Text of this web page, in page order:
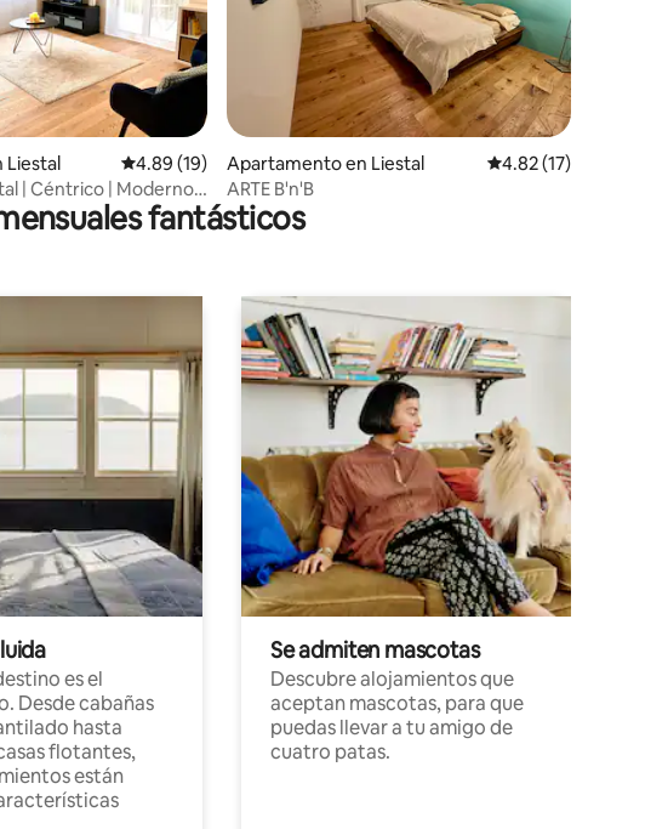
5, 3 reseñas
Liestal Calificación promedio: 4.89 de 5, 19 reseñas
4.89 (19)
| Céntrico | Moderno |
Apartamento en Liestal Calificación
4.82 (17)
ARTE B'n'B
fantásticos
es el
Desde cabañas
hasta
flotantes,
están
Se admiten mascotas
Descubre alojamientos que
aceptan mascotas, para que
puedas llevar a tu amigo de
cuatro patas.